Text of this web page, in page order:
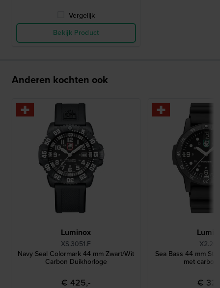
Vergelijk
Bekijk Product
Anderen kochten ook
Luminox
XS.3051.F
Navy Seal Colormark 44 mm Zwart/Wit
Carbon Duikhorloge
€ 425,-
Sea Bass 44 mm
met
€